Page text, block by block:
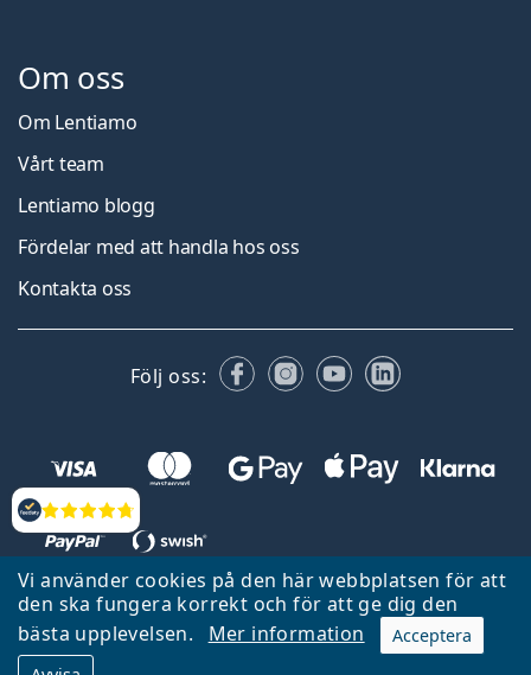
Vi använder cookies på den här webbplatsen för att
den ska fungera korrekt och för att ge dig den
bästa upplevelsen.
Mer information
Acceptera
Recensioner
Om oss
Om Lentiamo
Vårt team
Lentiamo blogg
Fördelar med att handla hos oss
Kontakta oss
Följ oss: FacebookInstagram
YouTubeLinkedIn
Tillbaka till startsidan
Gå upp
Lentiamo.se ägs och drivs av Lentiamo s.r.o., Tjeckien